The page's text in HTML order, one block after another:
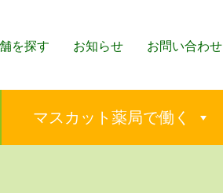
を探す お知らせ お問い合わせ
マスカット薬局で働く